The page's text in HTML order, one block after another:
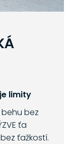
limity
bez
ťa
ťažkostí.